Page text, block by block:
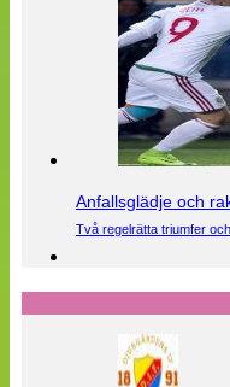
Anfallsglädje och
Två regelrätta triumfer